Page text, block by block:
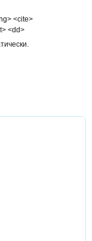
<cite>
<dd>